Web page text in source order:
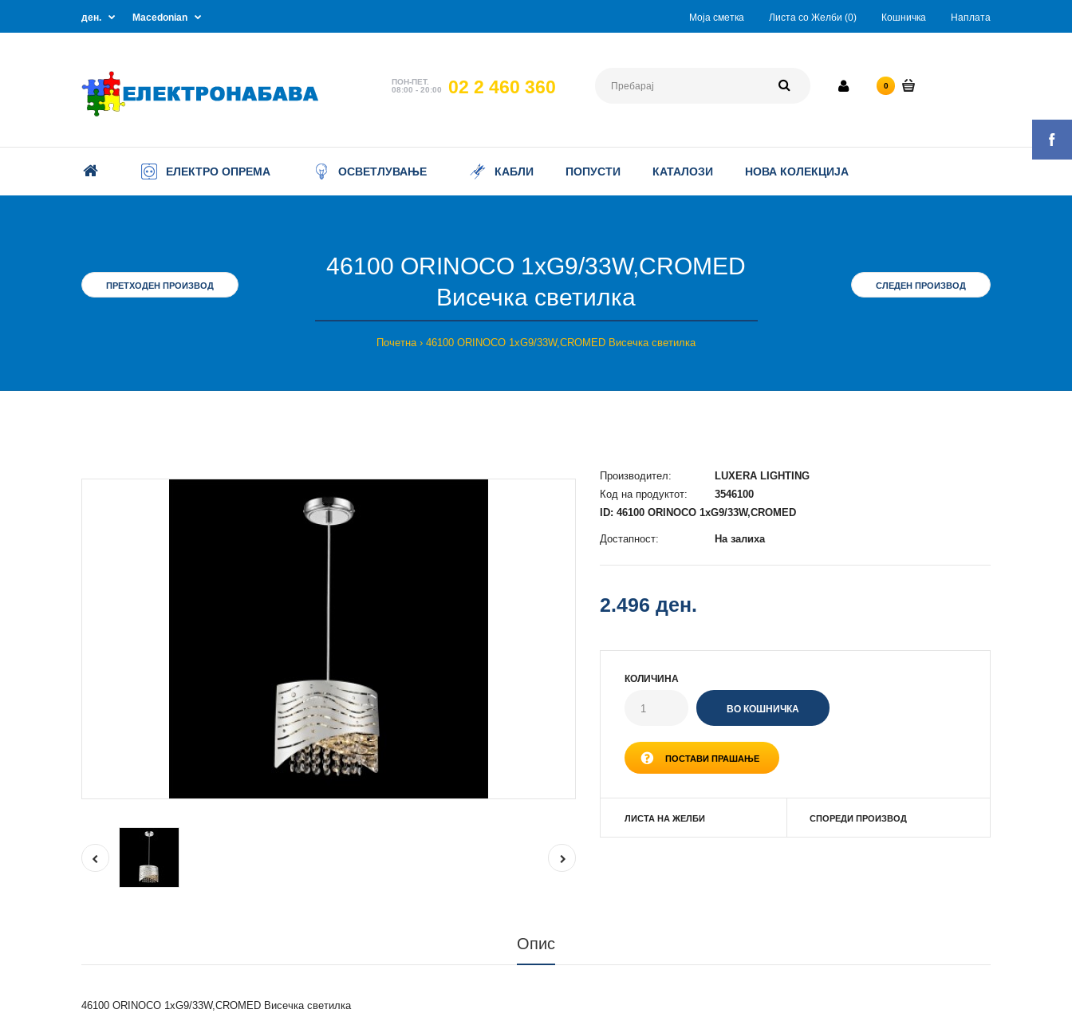
Моја сметка Листа со Желби (0) Кошничка Наплата
ден. Macedonian
ПОН-ПЕТ.
08:00 - 20:00
02 2 460 360 0
ЕЛЕКТРО ОПРЕМА ОСВЕТЛУВАЊЕ КАБЛИ ПОПУСТИ КАТАЛОЗИ НОВА КОЛЕКЦИЈА
ПРЕТХОДЕН ПРОИЗВОД
46100 ORINOCO 1xG9/33W,CROMED
Висечка светилка
Почетна 46100 ORINOCO 1xG9/33W,CROMED Висечка светилка
СЛЕДЕН ПРОИЗВОД
Производител:
LUXERA LIGHTING
Код на продуктот:
3546100
ID: 46100 ORINOCO 1xG9/33W,CROMED
Достапност: На залиха
2.496 ден.
КОЛИЧИНА
ПОСТАВИ ПРАШАЊЕ
ЛИСТА НА ЖЕЛБИ СПОРЕДИ ПРОИЗВОД
Опис
46100 ORINOCO 1xG9/33W,CROMED Висечка светилка